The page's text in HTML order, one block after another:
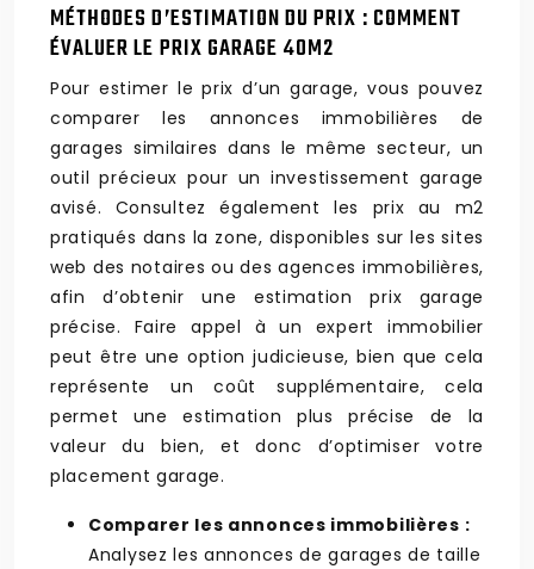
MÉTHODES D’ESTIMATION DU PRIX : COMMENT
ÉVALUER LE PRIX GARAGE 40M2
Pour estimer le prix d’un garage, vous pouvez
comparer les annonces immobilières de
garages similaires dans le même secteur, un
outil précieux pour un investissement garage
avisé. Consultez également les prix au m2
pratiqués dans la zone, disponibles sur les sites
web des notaires ou des agences immobilières,
afin d’obtenir une estimation prix garage
précise. Faire appel à un expert immobilier
peut être une option judicieuse, bien que cela
représente un coût supplémentaire, cela
permet une estimation plus précise de la
valeur du bien, et donc d’optimiser votre
placement garage.
Comparer les annonces immobilières :
Analysez les annonces de garages de taille